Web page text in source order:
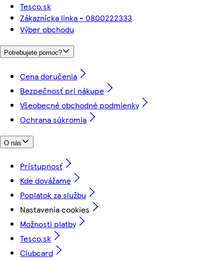
Tesco.sk
Zákaznícka linka - 0800222333
Výber obchodu
Potrebujete pomoc?
Cena doručenia
Bezpečnosť pri nákupe
Všeobecné obchodné podmienky
Ochrana súkromia
O nás
Prístupnosť
Kde dovážame
Poplatok za službu
Nastavenia cookies
Možnosti platby
Tesco.sk
Clubcard